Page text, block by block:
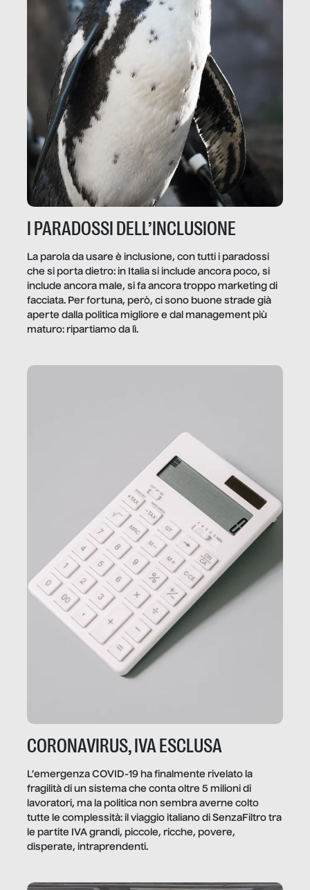
I PARADOSSI DELL’INCLUSIONE
La parola da usare è inclusione, con tutti i paradossi
che si porta dietro: in Italia si include ancora poco, si
include ancora male, si fa ancora troppo marketing di
facciata. Per fortuna, però, ci sono buone strade già
aperte dalla politica migliore e dal management più
maturo: ripartiamo da lì.
CORONAVIRUS, IVA ESCLUSA
L’emergenza COVID-19 ha finalmente rivelato la
fragilità di un sistema che conta oltre 5 milioni di
lavoratori, ma la politica non sembra averne colto
tutte le complessità: il viaggio italiano di SenzaFiltro tra
le partite IVA grandi, piccole, ricche, povere,
disperate, intraprendenti.